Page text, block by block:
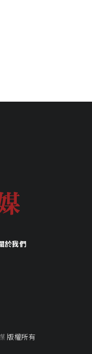
於我們
版權所有